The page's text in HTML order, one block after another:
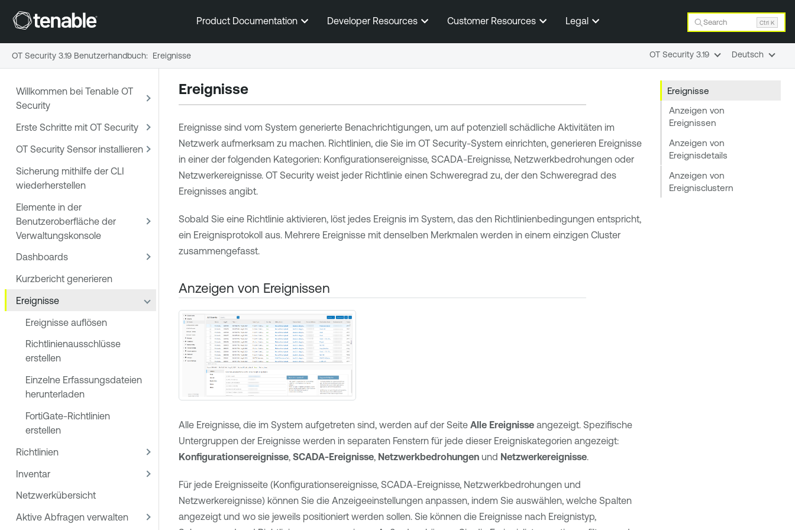
Zum Hauptinhalt springen
Product Documentation Developer Resources Customer Resources Legal Search Ctrl K
Willkommen bei Tenable OT
Security
Erste Schritte mit OT Security
OT Security Sensor installieren
Sicherung mithilfe der CLI
wiederherstellen
Elemente in der
Benutzeroberfläche der
Verwaltungskonsole
Dashboards
Kurzbericht generieren
Ereignisse
Ereignisse auflösen
Richtlinienausschlüsse
erstellen
Einzelne Erfassungsdateien
herunterladen
FortiGate-Richtlinien
erstellen
Richtlinien
Inventar
Netzwerkübersicht
Aktive Abfragen verwalten
Ereignisse
Anzeigen von
Ereignissen
Anzeigen von
Ereignisdetails
Anzeigen von
Ereignisclustern
Ereignisse
Ereignisse sind vom System generierte Benachrichtigungen, um auf potenziell schädliche Aktivitäten im
Netzwerk aufmerksam zu machen. Richtlinien, die Sie im OT Security-System einrichten, generieren Ereignisse
in einer der folgenden Kategorien: Konfigurationsereignisse, SCADA-Ereignisse, Netzwerkbedrohungen oder
Netzwerkereignisse. OT Securityweist jeder Richtlinie einen Schweregrad zu, der den Schweregrad des
Ereignisses angibt.
Sobald Sie eine Richtlinie aktivieren, löst jedes Ereignis im System, das den Richtlinienbedingungen entspricht,
ein Ereignisprotokoll aus. Mehrere Ereignisse mit denselben Merkmalen werden in einem einzigen Cluster
zusammengefasst.
Anzeigen von Ereignissen
Alle Ereignisse, die im System aufgetreten sind, werden auf der Seite Alle Ereignisseangezeigt. Spezifische
Untergruppen der Ereignisse werden in separaten Fenstern für jede dieser Ereigniskategorien angezeigt:
Konfigurationsereignisse, SCADA-Ereignisse, Netzwerkbedrohungenund Netzwerkereignisse.
Für jede Ereignisseite (Konfigurationsereignisse, SCADA-Ereignisse, Netzwerkbedrohungen und
Netzwerkereignisse) können Sie die Anzeigeeinstellungen anpassen, indem Sie auswählen, welche Spalten
angezeigt und wo sie jeweils positioniert werden sollen. Sie können die Ereignisse nach Ereignistyp,
OT Security 3.19 Benutzerhandbuch: Ereignisse OT Security 3.19 Deutsch